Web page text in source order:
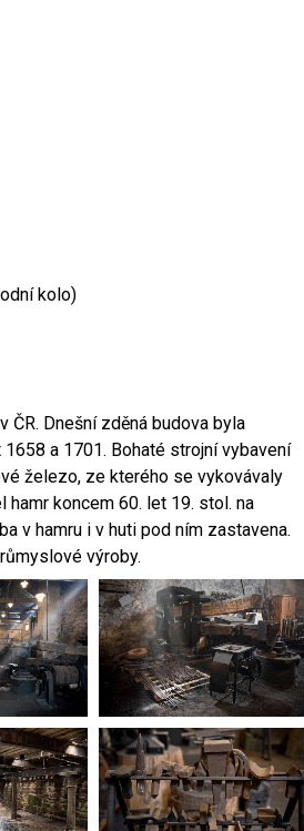
kolo)
ČR. Dnešní zděná budova byla
a 1701. Bohaté strojní vybavení
železo, ze kterého se vykovávaly
koncem 60. let 19. stol. na
v hamru i v huti pod ním zastavena.
výroby.